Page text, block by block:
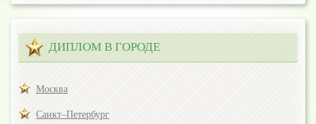
ДИПЛОМ В ГОРОДЕ
Москва
Санкт–Петербург